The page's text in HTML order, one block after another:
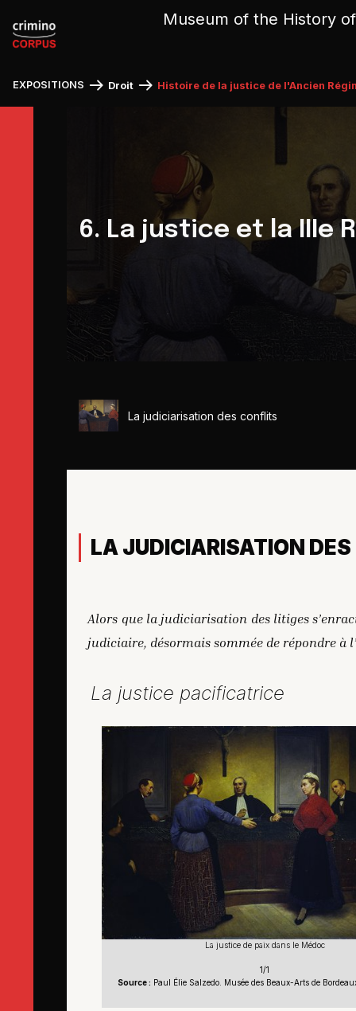
Museum of the History
EXPOSITIONS Droit Histoire de la justice de l'Ancien
6. La justice et la IIIe
La judiciarisation des conflits
LA JUDICIARISATION
Alors que la judiciarisation des litiges
judiciaire, désormais sommée de répondre à
La justice pacificatrice
La justice de paix dans le Médoc
1/1
Source : Paul Élie Salzedo. Musée des Beaux-Arts de
Cookies management panel